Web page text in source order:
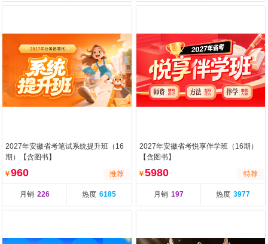
2027年安徽省考笔试系统提升班（16
期）【含图书】
￥960 推荐
月销 226 热度 6185
2027年安徽省考悦享伴学班（16期）
【含图书】
￥5980 特荐
月销 197 热度 3977